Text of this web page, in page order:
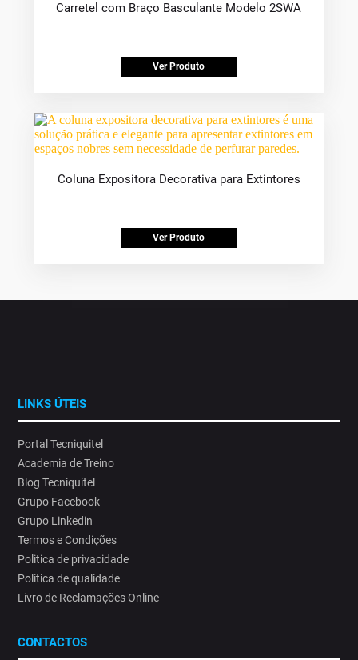
Carretel com Braço Basculante Modelo 2SWA
Ver Produto
Coluna Expositora Decorativa para Extintores
Ver Produto
LINKS ÚTEIS
Portal Tecniquitel
Academia de Treino
Blog Tecniquitel
Grupo Facebook
Grupo Linkedin
Termos e Condições
Politica de privacidade
Politica de qualidade
Livro de Reclamações Online
CONTACTOS